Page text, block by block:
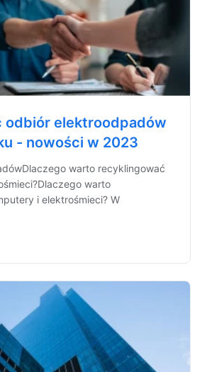
odbiór elektroodpadów
- nowości w 2023
warto recyklingować
warto
i elektrośmieci? W